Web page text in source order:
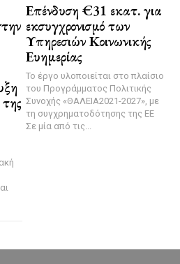
Επένδυση €31 εκατ. για
εκσυγχρονισμό των
Υπηρεσιών Κοινωνικής
Ευημερίας
Το έργο υλοποιείται στο πλαίσιο
του Προγράμματος Πολιτικής
Συνοχής «ΘΑΛΕΙΑ2021-2027», με
τη συγχρηματοδότησης της ΕΕ
Σε μία από τις...